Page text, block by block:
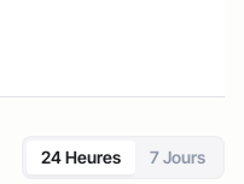
24 Heures 7 Jours